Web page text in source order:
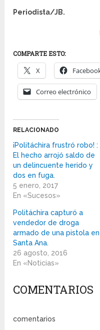
Periodista/JB.
COMPARTE ESTO:
X
Correo electrónico
RELACIONADO
¡Politáchira frustró robo! :
El hecho arrojó saldo de
un delincuente herido y
dos en fuga.
5 enero, 2017
En «Sucesos»
Politáchira capturó a
vendedor de droga
armado de una pistola en
Santa Ana.
26 agosto, 2016
En «Noticias»
COMENTARIOS
comentarios